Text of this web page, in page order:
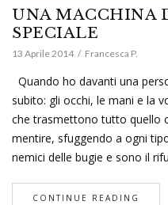
UNA MACCHINA
SPECIALE
13 Aprile 2014 Francesca P.
Quando ho davanti una
subito: gli occhi, le mani e la
che trasmettono tutto quello
mentire, sfuggendo a ogni
nemici delle bugie e sono il
CONTINUE READING